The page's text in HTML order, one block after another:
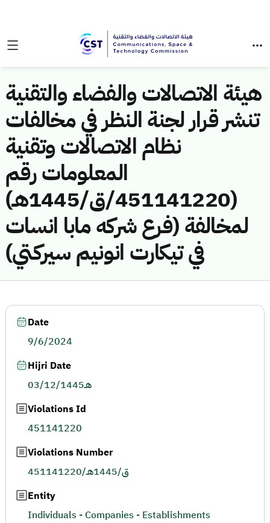
هيئة الاتصالات والفضاء والتقنية
تنشر قرار لجنة النظر في مخالفات
نظام الاتصالات وتقنية
المعلومات رقم
(451141220/ق/1445هـ)
لمخالفة (فرع شركه مابا انسات
في تيكارت انونيم سيركتي)
Date
9/6/2024
Hijri Date
03/12/1445هـ
Violations Id
451141220
Violations Number
451141220/ق/1445هـ
Entity
Individuals - Companies - Establishments